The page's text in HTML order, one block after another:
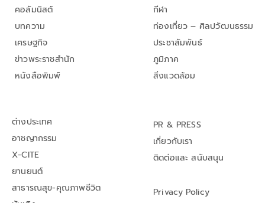
คอลัมนิสต์
บทความ
เศรษฐกิจ
ข่าวพระราชสำนัก
หนังสือพิมพ์
กีฬา
ท่องเที่ยว – ศิลปวัฒนธรรม
ประชาสัมพันธ์
ภูมิภาค
สิ่งแวดล้อม
ต่างประเทศ
อาชญากรรม
X-CITE
ยานยนต์
สาธารณสุข-คุณภาพชีวิต
PR & PRESS
เกี่ยวกับเรา
ติดต่อและ สนับสนุน
Privacy Policy